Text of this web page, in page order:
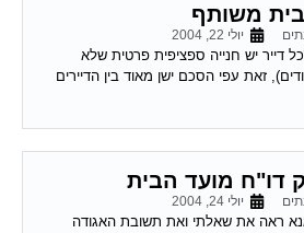
משותף
יולי 22, 2004
דייר יש חנייה ספציפית פרטית שלא
זאת עפי הסכם ישן מאוד בין הדיירים
דו"ח מועד הבית
יולי 24, 2004
ראה את שאלתי ואת תשובת האגודה